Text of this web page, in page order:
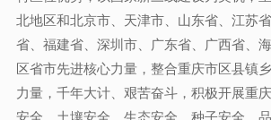
北地区和北京市、天津市、山东省、江苏
省、福建省、深圳市、广东省、广西省、
区省市先进核心力量，整合重庆市区县镇
力量，千年大计、艰苦奋斗，积极开展重
安全、土壤安全、生态安全、种子安全、